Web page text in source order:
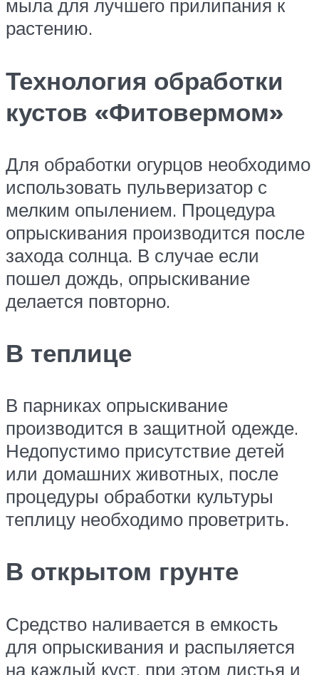
мыла для лучшего прилипания к
растению.
Технология обработки
кустов «Фитовермом»
Для обработки огурцов необходимо
использовать пульверизатор с
мелким опылением. Процедура
опрыскивания производится после
захода солнца. В случае если
пошел дождь, опрыскивание
делается повторно.
В теплице
В парниках опрыскивание
производится в защитной одежде.
Недопустимо присутствие детей
или домашних животных, после
процедуры обработки культуры
теплицу необходимо проветрить.
В открытом грунте
Средство наливается в емкость
для опрыскивания и распыляется
на каждый куст, при этом листья и